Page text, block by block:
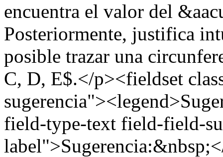
encuentra el valor del
Posteriormente, justifica
posible trazar una
C, D, E$.</p><fieldset
field-type-text field-field-